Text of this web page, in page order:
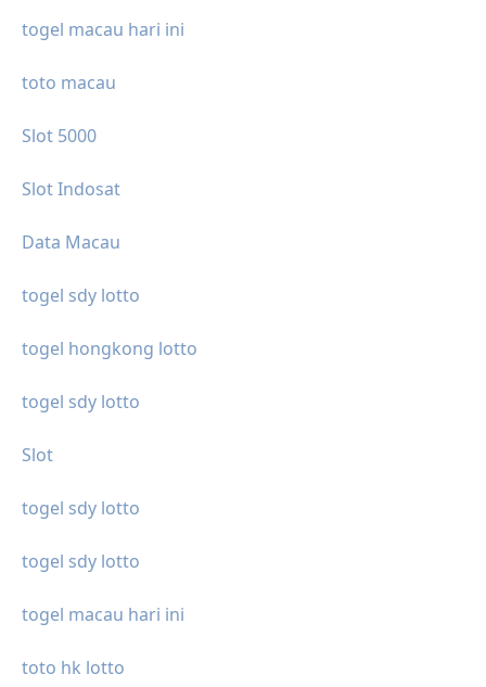
togel macau hari ini
toto macau
Slot 5000
Slot Indosat
Data Macau
togel sdy lotto
togel hongkong lotto
togel sdy lotto
Slot
togel sdy lotto
togel sdy lotto
togel macau hari ini
toto hk lotto